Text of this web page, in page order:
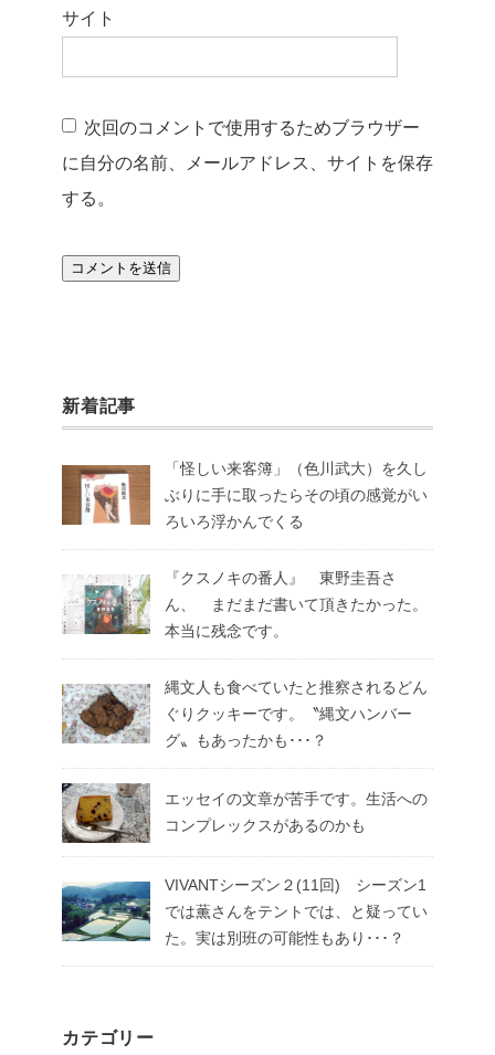
サイト
次回のコメントで使用するためブラウザー
に自分の名前、メールアドレス、サイトを保存
する。
新着記事
「怪しい来客簿」（色川武大）を久し
ぶりに手に取ったらその頃の感覚がい
ろいろ浮かんでくる
『クスノキの番人』 東野圭吾さ
ん、 まだまだ書いて頂きたかった。
本当に残念です。
縄文人も食べていたと推察されるどん
ぐりクッキーです。〝縄文ハンバー
グ〟もあったかも･･･？
エッセイの文章が苦手です。生活への
コンプレックスがあるのかも
VIVANTシーズン２(11回) シーズン1
では薫さんをテントでは、と疑ってい
た。実は別班の可能性もあり･･･？
カテゴリー